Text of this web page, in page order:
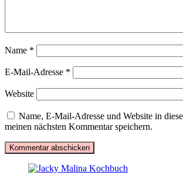
Name *
E-Mail-Adresse *
Website
Name, E-Mail-Adresse und Website in
meinen nächsten Kommentar speichern.